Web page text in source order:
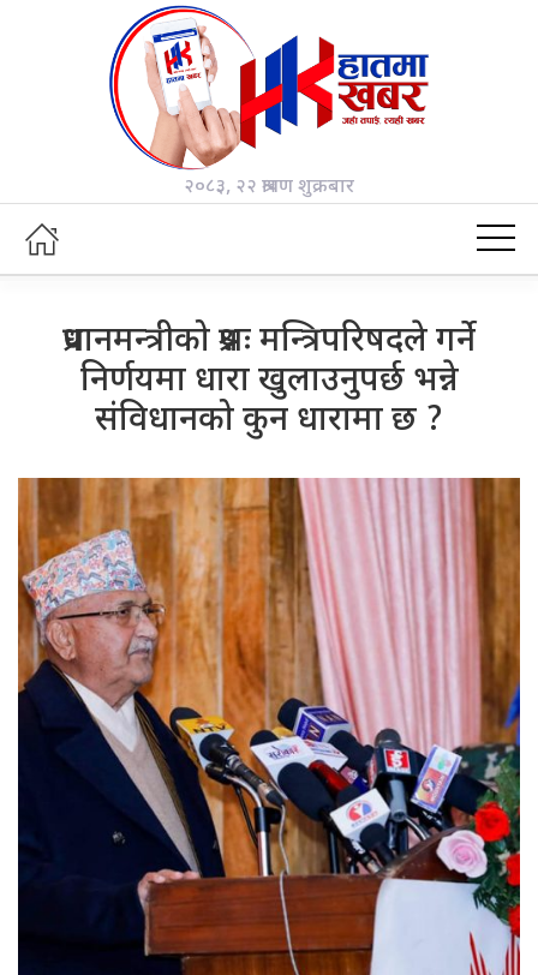
२०८३, २२ श्रावण शुक्रबार
प्रधानमन्त्रीको प्रश्नः मन्त्रिपरिषदले गर्ने
निर्णयमा धारा खुलाउनुपर्छ भन्ने
संविधानको कुन धारामा छ ?